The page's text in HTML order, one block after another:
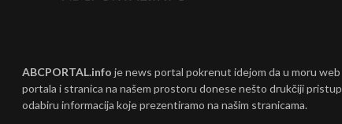
ABCPORTAL.info je news portal pokrenut idejom da u moru web
portala i stranica na našem prostoru donese nešto drukčiji pristup
odabiru informacija koje prezentiramo na našim stranicama.